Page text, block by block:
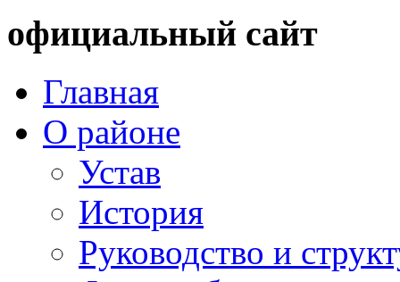
официальный сайт
Главная
О районе
Устав
История
Руководство и